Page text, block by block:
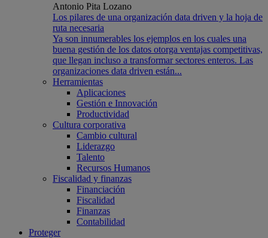
Antonio Pita Lozano
Los pilares de una organización data driven y la hoja de
ruta necesaria
Ya son innumerables los ejemplos en los cuales una
buena gestión de los datos otorga ventajas competitivas,
que llegan incluso a transformar sectores enteros. Las
organizaciones data driven están...
Herramientas
Aplicaciones
Gestión e Innovación
Productividad
Cultura corporativa
Cambio cultural
Liderazgo
Talento
Recursos Humanos
Fiscalidad y finanzas
Financiación
Fiscalidad
Finanzas
Contabilidad
Proteger